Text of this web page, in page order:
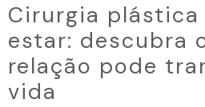
Cirurgia
estar: descubra
relação pode
vida